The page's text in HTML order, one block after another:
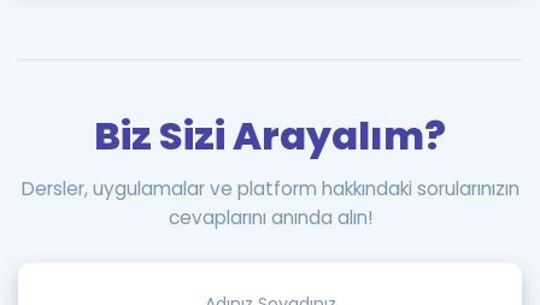
Biz Sizi Arayalım?
Dersler, uygulamalar ve platform hakkındaki sorularınızın
cevaplarını anında alın!